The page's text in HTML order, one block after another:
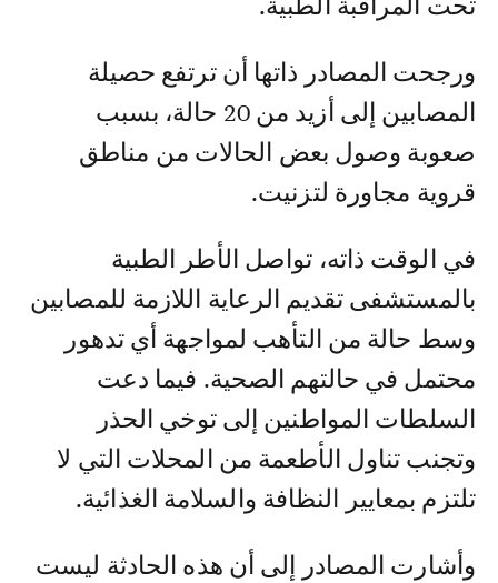
تحت المراقبة الطبية.
ورجحت المصادر ذاتها أن ترتفع حصيلة
المصابين إلى أزيد من 20 حالة، بسبب
صعوبة وصول بعض الحالات من مناطق
قروية مجاورة لتزنيت.
في الوقت ذاته، تواصل الأطر الطبية
بالمستشفى تقديم الرعاية اللازمة للمصابين
وسط حالة من التأهب لمواجهة أي تدهور
محتمل في حالتهم الصحية. فيما دعت
السلطات المواطنين إلى توخي الحذر
وتجنب تناول الأطعمة من المحلات التي لا
تلتزم بمعايير النظافة والسلامة الغذائية.
وأشارت المصادر إلى أن هذه الحادثة ليست